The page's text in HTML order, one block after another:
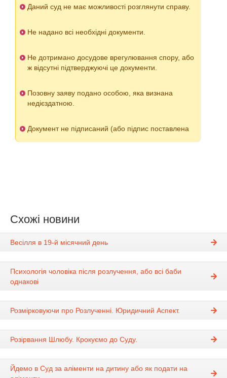
Даний суд не має можливості розглянути справу.
Не надано всі необхідні документи.
Не дотримано досудове врегулювання спору, або
ж відсутні підтверджуючі це документи.
Позовну заяву подано особою, яка визнана
недієздатною.
Документ не підписаний (або підпис поставлена
Схожі новини
Весілля в 19-й місячний день
Психологія чоловіка після розлучення, або всі баби
однакові
Розмірковуючи про Розлученні. Юридичний Аспект.
Розірвання Шлюбу. Крокуємо до Суду.
Йдемо в Суд за аліменти на дитину або як подати на